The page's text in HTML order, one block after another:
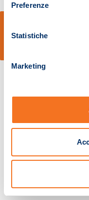
Preferenze
Statistiche
Marketing
Pistoia 01680210505 – R.E.A.
Società adotta il Codice Etico